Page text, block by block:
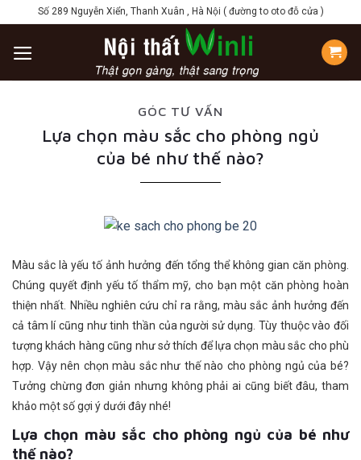
to
content
Số 289 Nguyễn Xiển, Thanh Xuân , Hà Nội ( đường to oto đỗ cửa )
GÓC TƯ VẤN
Lựa chọn màu sắc cho phòng ngủ
của bé như thế nào?
Màu sắc là yếu tố ảnh hưởng đến tổng thể không gian căn phòng.
Chúng quyết định yếu tố thẩm mỹ, cho bạn một căn phòng hoàn
thiện nhất. Nhiều nghiên cứu chỉ ra rằng, màu sắc ảnh hưởng đến
cả tâm lí cũng như tinh thần của người sử dụng. Tùy thuộc vào đối
tượng khách hàng cũng như sở thích để lựa chọn màu sắc cho phù
hợp. Vậy nên chọn màu sắc như thế nào cho phòng ngủ của bé?
Tưởng chừng đơn giản nhưng không phải ai cũng biết đâu, tham
khảo một số gợi ý dưới đây nhé!
Lựa chọn màu sắc cho phòng ngủ của bé như
thế nào?